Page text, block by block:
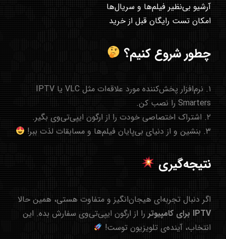
آرشیو بی‌نظیر فیلم‌ها و سریال‌ها
امکان تست رایگان قبل از خرید
چطور شروع کنیم؟
۱. نرم‌افزار پخش‌کننده مورد علاقه‌ات مثل VLC یا
IPTV
Smarters را نصب کن.
۲. اشتراک اختصاصی خودت را از
ارگون ایپی‌تی‌وی بگیر.
۳. بنشین و از دنیای بی‌پایان فیلم‌ها و مسابقات لذت ببر!
نتیجه‌گیری
اگر دنبال تجربه‌ای هیجان‌انگیز و متفاوت هستی، همین حالا
IPTV برای کامپیوتر
را از ارگون ایپی‌تی‌وی سفارش بده. این
انتخاب، آینده‌ی تلویزیون توست!